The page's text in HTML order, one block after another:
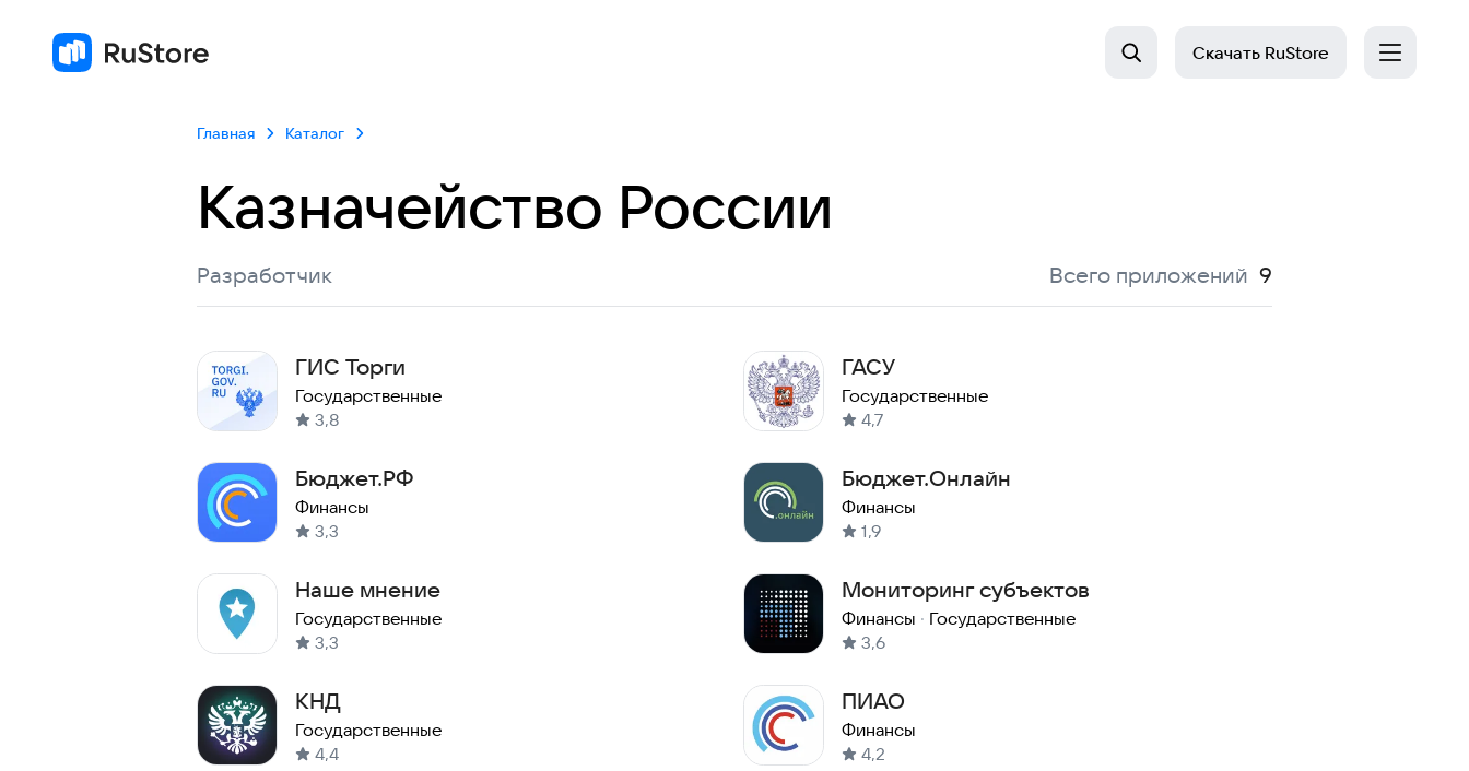
Скачать RuStore
Главная Каталог
Казначейство России
Разработчик Всего приложений 9
ГИС Торги
Государственные
3,8
ГАСУ
Государственные
4,7
Бюджет.РФ
Финансы
3,3
Бюджет.Онлайн
Финансы
1,9
Наше мнение
Государственные
3,3
Мониторинг субъектов
Финансы · Государственные
3,6
КНД
Государственные
4,4
ПИАО
Финансы
4,2